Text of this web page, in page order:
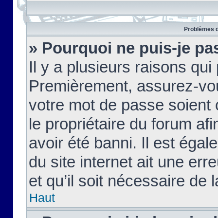
Problèmes
» Pourquoi ne puis-je
Il y a plusieurs raisons
Premièrement, assurez-
votre mot de passe soient
le propriétaire du forum
avoir été banni. Il est
du site internet ait une
et qu’il soit nécessaire de
Haut